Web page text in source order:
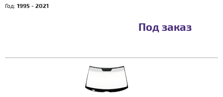
Год: 1995 - 2021
Под заказ